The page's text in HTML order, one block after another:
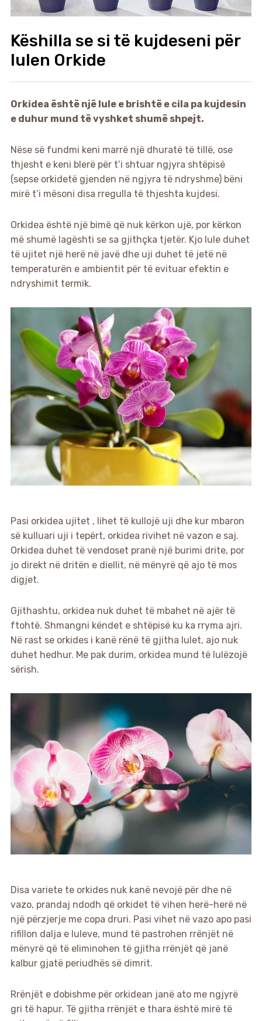
Këshilla se si të kujdeseni për
lulen Orkide
Orkidea është një lule e brishtë e cila pa kujdesin
e duhur mund të vyshket shumë shpejt.
Nëse së fundmi keni marrë një dhuratë të tillë, ose
thjesht e keni blerë për t’i shtuar ngjyra shtëpisë
(sepse orkidetë gjenden në ngjyra të ndryshme) bëni
mirë t’i mësoni disa rregulla të thjeshta kujdesi.
Orkidea është një bimë që nuk kërkon ujë, por kërkon
më shumë lagështi se sa gjithçka tjetër. Kjo lule duhet
të ujitet një herë në javë dhe uji duhet të jetë në
temperaturën e ambientit për të evituar efektin e
ndryshimit termik.
Pasi orkidea ujitet , lihet të kullojë uji dhe kur mbaron
së kulluari uji i tepërt, orkidea rivihet në vazon e saj.
Orkidea duhet të vendoset pranë një burimi drite, por
jo direkt në dritën e diellit, në mënyrë që ajo të mos
digjet.
Gjithashtu, orkidea nuk duhet të mbahet në ajër të
ftohtë. Shmangni këndet e shtëpisë ku ka rryma ajri.
Në rast se orkides i kanë rënë të gjitha lulet, ajo nuk
duhet hedhur. Me pak durim, orkidea mund të lulëzojë
sërish.
Disa variete te orkides nuk kanë nevojë për dhe në
vazo, prandaj ndodh që orkidet të vihen herë-herë në
një përzjerje me copa druri. Pasi vihet në vazo apo pasi
rifillon dalja e luleve, mund të pastrohen rrënjët në
mënyrë që të eliminohen të gjitha rrënjët që janë
kalbur gjatë periudhës së dimrit.
Rrënjët e dobishme për orkidean janë ato me ngjyrë
gri të hapur. Të gjitha rrënjët e thara është mirë të